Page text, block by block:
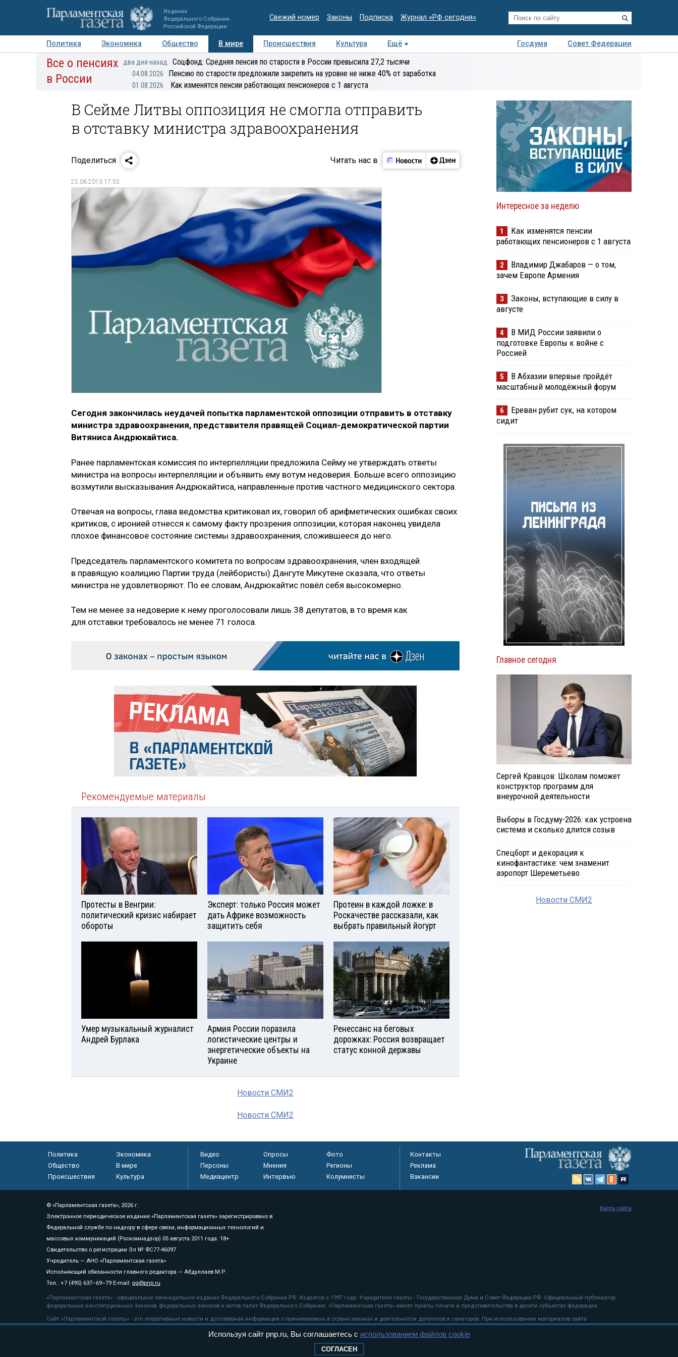
Издание
Федерального Собрания
Российской Федерации
Свежий номер Законы Подписка Журнал «РФ сегодня»
Политика Экономика Общество В мире Происшествия Культура Ещё Госдума
Совет Федерации
Авторы Персоны Мнения Регионы Медиацентр Интервью Колумнисты
Все о пенсиях
в России
два дня назад Соцфонд: Средняя пенсия по старости в России превысила 27,2 тысячи
04.08.2026 Пенсию по старости предложили закрепить на уровне не ниже 40% от заработка
01.08.2026 Как изменятся пенсии работающих пенсионеров с 1 августа
В Сейме Литвы оппозиция не смогла отправить
в отставку министра здравоохранения
Поделиться Читать нас в
25.06.2013 17:55
Сегодня закончилась неудачей попытка парламентской оппозиции отправить в отставку
министра здравоохранения, представителя правящей Социал-демократической партии
Витяниса Андрюкайтиса.
Ранее парламентская комиссия по интерпелляции предложила Сейму не утверждать ответы
министра на вопросы интерпелляции и объявить ему вотум недоверия. Больше всего оппозицию
возмутили высказывания Андрюкайтиса, направленные против частного медицинского сектора.
Отвечая на вопросы, глава ведомства критиковал их, говорил об арифметических ошибках своих
критиков, с иронией отнесся к самому факту прозрения оппозиции, которая наконец увидела
плохое финансовое состояние системы здравоохранения, сложившееся до него.
Председатель парламентского комитета по вопросам здравоохранения, член входящей
в правящую коалицию Партии труда (лейбористы) Дангуте Микутене сказала, что ответы
министра не удовлетворяют. По ее словам, Андрюкайтис повёл себя высокомерно.
Тем не менее за недоверие к нему проголосовали лишь 38 депутатов, в то время как
для отставки требовалось не менее 71 голоса.
Рекомендуемые материалы
Протесты в Венгрии:
политический кризис набирает
обороты
Эксперт: только Россия может
дать Африке возможность
защитить себя
Протеин в каждой ложке: в
Роскачестве рассказали, как
выбрать правильный йогурт
Умер музыкальный журналист
Андрей Бурлака
Армия России поразила
логистические центры и
энергетические объекты на
Украине
Ренессанс на беговых
дорожках: Россия возвращает
статус конной державы
Новости СМИ2
Новости СМИ2
Интересное за неделю
1
Как изменятся пенсии
работающих пенсионеров с 1 августа
2
Владимир Джабаров — о том,
зачем Европе Армения
3
Законы, вступающие в силу в
августе
4
В МИД России заявили о
подготовке Европы к войне с
Россией
5
В Абхазии впервые пройдёт
масштабный молодёжный форум
6
Ереван рубит сук, на котором
сидит
Главное сегодня
Сергей Кравцов: Школам поможет
конструктор программ для
внеурочной деятельности
Выборы в Госдуму-2026: как устроена
система и сколько длится созыв
Спецборт и декорация к
кинофантастике: чем знаменит
аэропорт Шереметьево
Новости СМИ2
Политика
Экономика
Общество
В мире
Происшествия
Культура
Видео Опросы
Фото
Персоны
Мнения
Регионы
Медиацентр
Интервью Колумнисты
Контакты
Реклама
Вакансии
© «Парламентская газета», 2026 г.
Электронное периодическое издание «Парламентская газета» зарегистрировано в
Федеральной службе по надзору в сфере связи, информационных технологий и
массовых коммуникаций (Роскомнадзор) 05 августа 2011 года. 18+
Свидетельство о регистрации Эл № ФС77-46097
Учредитель — АНО «Парламентская газета»
Исполняющий обязанности главного редактора — Абдуллаев М.Р.
Тел.: +7 (495) 637–69–79 E-mail: pg@pnp.ru
«Парламентская газета» - официальное еженедельное издание Федерального Собрания РФ. Издается с 1997 года. Учредители газеты - Государственная Дума и Совет Федерации РФ. Официальный публикатор
федеральных конституционных законов, федеральных законов и актов палат Федерального Собрания. «Парламентская газета» имеет пункты печати и представительства в десяти субъектах федерации.
Сайт «Парламентской газеты» - это оперативные новости и достоверная информация о принимаемых в стране законах и деятельности депутатов и сенаторов. При использовании материалов сайта
«Парламентской газеты» активная ссылка на pnp.ru обязательна.
рекомендательные технологии
Карта сайта
Используя сайт pnp.ru, Вы соглашаетесь с использованием файлов cookie
СОГЛАСЕН